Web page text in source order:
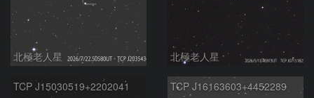
北極老人星 北極老人星
TCP J15030519+2202041 TCP J16163603+4452289